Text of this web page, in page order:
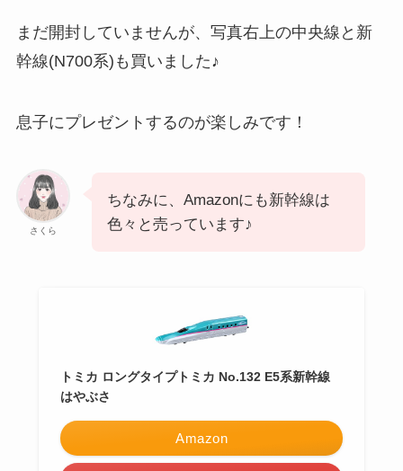
まだ開封していませんが、写真右上の中央線と新
幹線(N700系)も買いました♪
息子にプレゼントするのが楽しみです！
さくら
ちなみに、Amazonにも新幹線は
色々と売っています♪
トミカ ロングタイプトミカ No.132 E5系新幹線
はやぶさ
Amazon